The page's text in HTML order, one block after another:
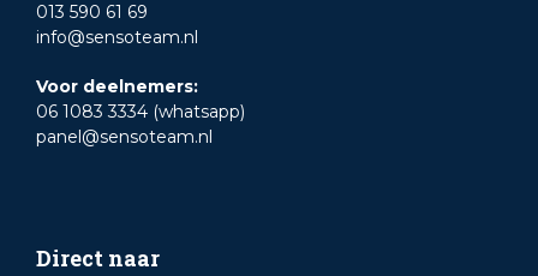
013 590 61 69
info@sensoteam.nl
Voor deelnemers:
06 1083 3334 (whatsapp)
panel@sensoteam.nl
Direct naar